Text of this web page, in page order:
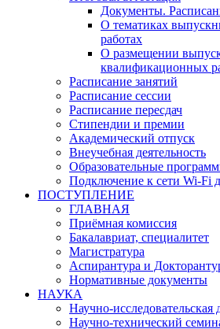
Документы.
О тематиках
работах
О размещении
квалификационных
Расписание занятий
Расписание сессии
Расписание пересдач
Стипендии и премии
Академический отпуск
Внеучебная деятельность
Образовательные
Подключение к сети Wi-Fi
ПОСТУПЛЕНИЕ
ГЛАВНАЯ
Приёмная комиссия
Бакалавриат, специалитет
Магистратура
Аспирантура и
Нормативные документы
НАУКА
Научно-исследовательская
Научно-технический